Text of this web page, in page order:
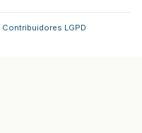
Contribuidores LGPD